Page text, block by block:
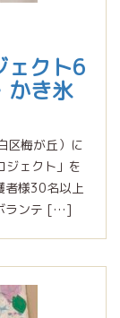
ェクト6
かき氷
区梅が丘）に
ジェクト」を
者様30名以上
ランテ […]